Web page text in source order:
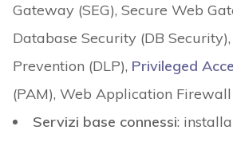
Gateway (SEG), Secure Web
Database Security (DB
Prevention (DLP), Privileged
(PAM), Web Application Firewall
Servizi base connessi: